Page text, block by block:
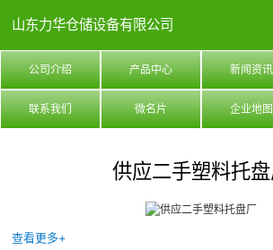
山东力华仓储设备有限公司
公司介绍 产品中心 新闻资讯
联系我们 微名片 企业地图
供应二手塑料托
查看更多+